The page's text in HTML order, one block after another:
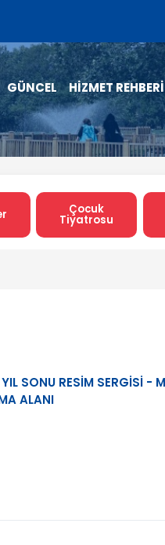
GÜNCEL HİZMET REHBERİ
Çocuk
Tiyatrosu
SONU RESİM SERGİSİ -
ALANI